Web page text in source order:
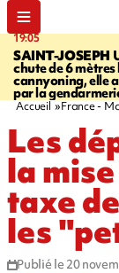
19:05
SAINT-JOSEPH
chute de 6
cannyoning, elle
par la
Accueil France -
Les
la
taxe
les
Publié le 20